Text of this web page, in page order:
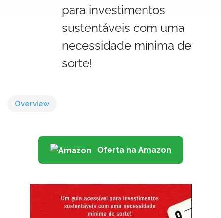
para investimentos
sustentáveis com uma
necessidade mínima de
sorte!
Overview
Oferta na Amazon